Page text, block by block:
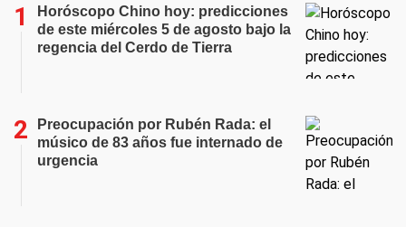
Horóscopo Chino hoy: predicciones
de este miércoles 5 de agosto bajo la
regencia del Cerdo de Tierra
Preocupación por Rubén Rada: el
músico de 83 años fue internado de
urgencia